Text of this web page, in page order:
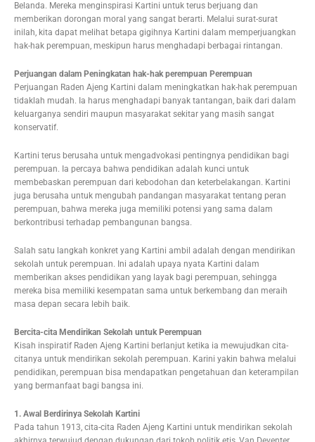
Belanda. Mereka menginspirasi Kartini untuk terus berjuang dan
memberikan dorongan moral yang sangat berarti. Melalui surat-surat
inilah, kita dapat melihat betapa gigihnya Kartini dalam memperjuangkan
hak-hak perempuan, meskipun harus menghadapi berbagai rintangan.
Perjuangan dalam Peningkatan hak-hak perempuan Perempuan
Perjuangan Raden Ajeng Kartini dalam meningkatkan hak-hak perempuan
tidaklah mudah. Ia harus menghadapi banyak tantangan, baik dari dalam
keluarganya sendiri maupun masyarakat sekitar yang masih sangat
konservatif.
Kartini terus berusaha untuk mengadvokasi pentingnya pendidikan bagi
perempuan. Ia percaya bahwa pendidikan adalah kunci untuk
membebaskan perempuan dari kebodohan dan keterbelakangan. Kartini
juga berusaha untuk mengubah pandangan masyarakat tentang peran
perempuan, bahwa mereka juga memiliki potensi yang sama dalam
berkontribusi terhadap pembangunan bangsa.
Salah satu langkah konkret yang Kartini ambil adalah dengan mendirikan
sekolah untuk perempuan. Ini adalah upaya nyata Kartini dalam
memberikan akses pendidikan yang layak bagi perempuan, sehingga
mereka bisa memiliki kesempatan sama untuk berkembang dan meraih
masa depan secara lebih baik.
Bercita-cita Mendirikan Sekolah untuk Perempuan
Kisah inspiratif Raden Ajeng Kartini berlanjut ketika ia mewujudkan cita-
citanya untuk mendirikan sekolah perempuan. Karini yakin bahwa melalui
pendidikan, perempuan bisa mendapatkan pengetahuan dan keterampilan
yang bermanfaat bagi bangsa ini.
1. Awal Berdirinya Sekolah Kartini
Pada tahun 1913, cita-cita Raden Ajeng Kartini untuk mendirikan sekolah